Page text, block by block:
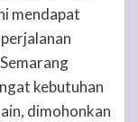
mendapat
kebutuhan
dimohonkan